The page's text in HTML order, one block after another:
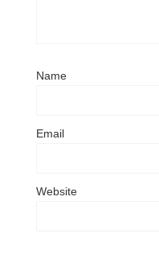
Name
Email
Website